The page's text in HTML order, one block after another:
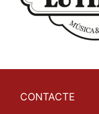
CONTACTE